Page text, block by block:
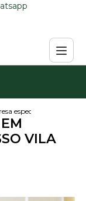
para condominio
especialista em
VILA